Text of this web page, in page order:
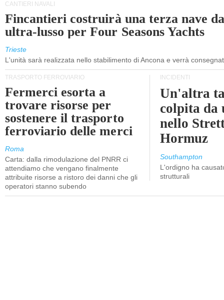
CANTIERI NAVALI
Fincantieri costruirà una terza nave
ultra-lusso per Four Seasons Yachts
Trieste
L'unità sarà realizzata nello stabilimento di Ancona e verrà
TRASPORTO FERROVIARIO
Fermerci esorta a
trovare risorse per
sostenere il trasporto
ferroviario delle merci
Roma
Carta: dalla rimodulazione del PNRR ci
attendiamo che vengano finalmente
attribuite risorse a ristoro dei danni che gli
operatori stanno subendo
INCIDENTI
Un'altra
colpita da
nello
Hormuz
Southampton
L'ordigno ha
strutturali